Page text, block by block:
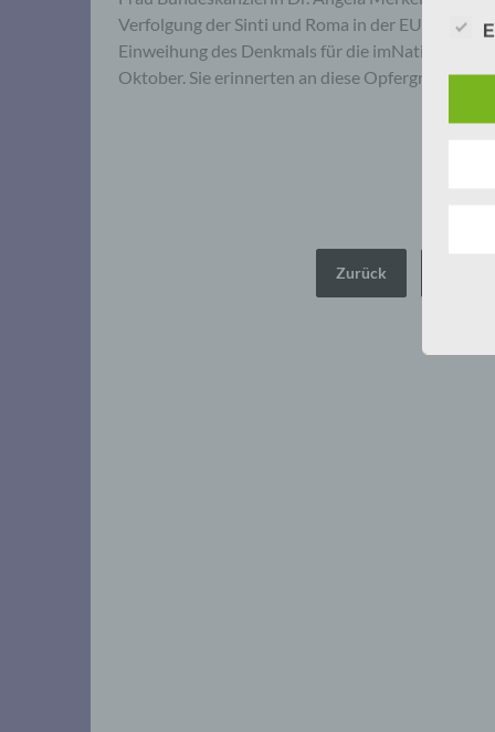
Verfolgung der Sinti und Roma in der EU Sehr
Einweihung des Denkmals für die
Oktober. Sie erinnerten an diese Opfergruppe,
SeitennummerierungZurück